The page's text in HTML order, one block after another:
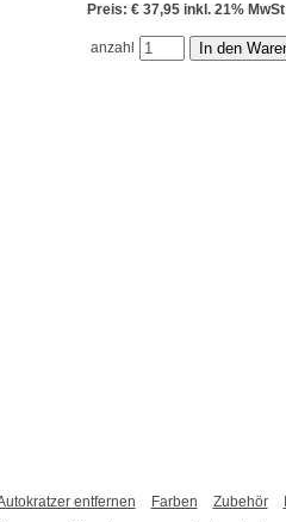
Preis: € 37,95 inkl. 21%
anzahl
entfernen Farben Zubehör